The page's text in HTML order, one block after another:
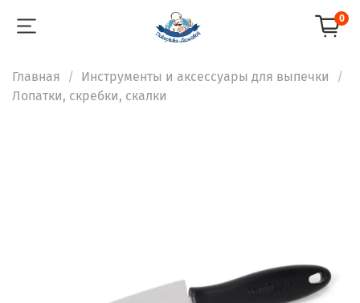
0
Главная
Инструменты и аксессуары для выпечки
Лопатки, скребки, скалки